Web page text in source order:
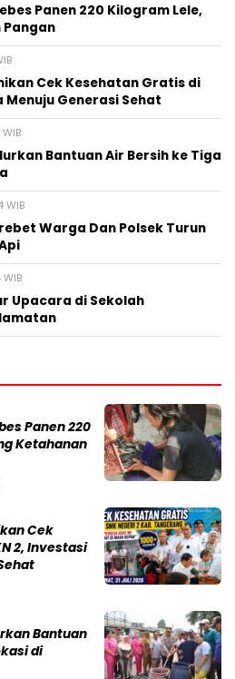
Panen 220 Kilogram Lele,
Cek Kesehatan Gratis di
Menuju Generasi Sehat
Bantuan Air Bersih ke Tiga
WIB
Warga Dan Polsek Turun
Upacara di Sekolah
Panen 220
Ketahanan
Cek
2, Investasi
Bantuan
di